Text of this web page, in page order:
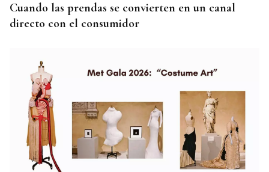
Cuando las prendas se convierten en un canal
directo con el consumidor